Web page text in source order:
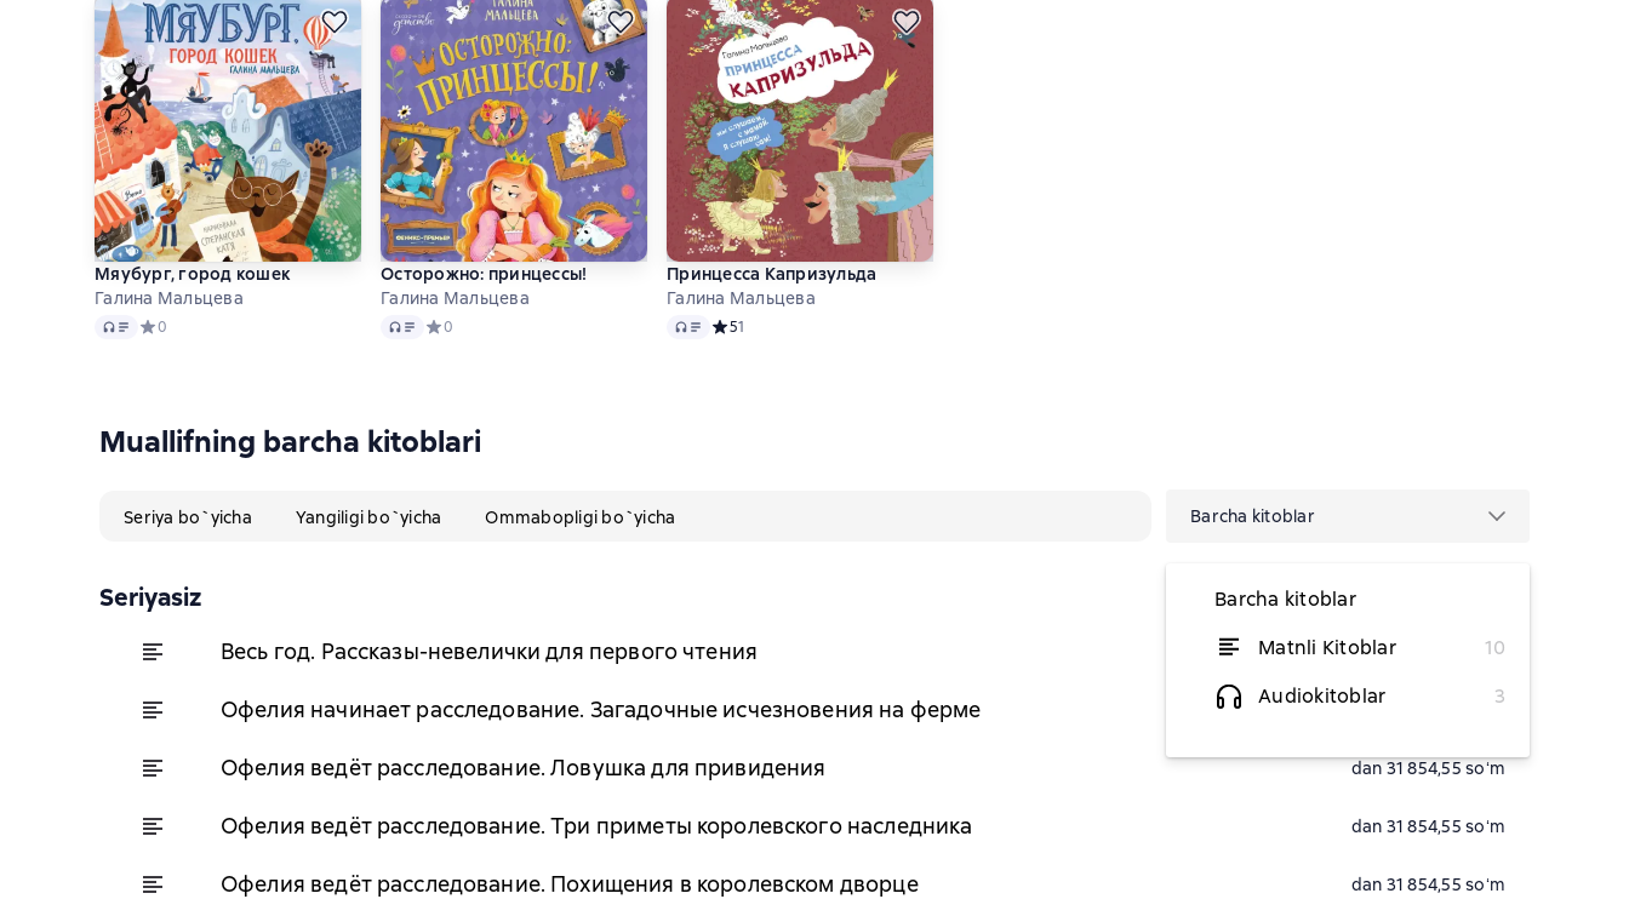
Мяубург, город кошек
Галина Мальцева
Audio Средний рейтинг 0 на основе 0 оценок
0
Осторожно: принцессы!
Галина Мальцева
Audio Средний рейтинг 0 на основе 0 оценок
0
Принцесса Капризульда
Галина Мальцева
Audio Средний рейтинг 5 на основе 1 оценок
51
Muallifning barcha kitoblari
Seriya bo`yicha Yangiligi bo`yicha Ommabopligi bo`yicha Barcha kitoblar
Barcha kitoblar
Matnli Kitoblar
10
Audiokitoblar
3
Seriyasiz
Весь год. Рассказы-невелички для первого чтения dan 50 763,64 soʻm
Офелия начинает расследование. Загадочные исчезновения на ферме dan 31 854,55 soʻm
Офелия ведёт расследование. Ловушка для привидения dan 31 854,55 soʻm
Офелия ведёт расследование. Три приметы королевского наследника dan 31 854,55 soʻm
Офелия ведёт расследование. Похищения в королевском дворце dan 31 854,55 soʻm